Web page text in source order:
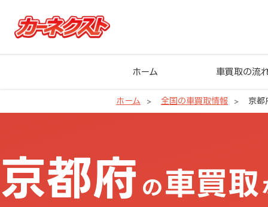
ホーム 車買取の流
ホーム 全国の車買取情報 京都
京都府 の車買取